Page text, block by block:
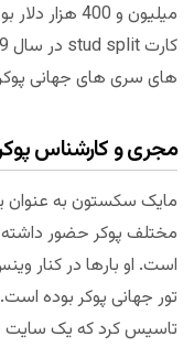
های سری های جهانی
مجری و کارشناس
مایک سکستون به
مختلف پوکر حضور
است. او بارها در کنار
تور جهانی پوکر بوده
تاسیس کرد که یک سایت